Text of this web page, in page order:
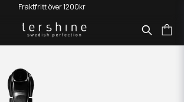
Fraktfritt över 1200kr